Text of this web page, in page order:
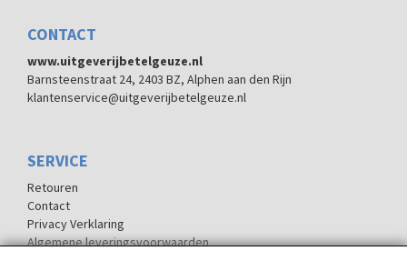
CONTACT
www.uitgeverijbetelgeuze.nl
Barnsteenstraat 24, 2403 BZ, Alphen aan den Rijn
klantenservice@uitgeverijbetelgeuze.nl
SERVICE
Retouren
Contact
Privacy Verklaring
Algemene leveringsvoorwaarden